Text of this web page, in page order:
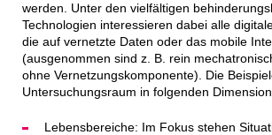
werden. Unter den vielfältigen
Technologien interessieren dabei alle
die auf vernetzte Daten oder das mobile
(ausgenommen sind z. B. rein
ohne Vernetzungskomponente). Die
Untersuchungsraum in folgenden
Lebensbereiche: Im Fokus stehen